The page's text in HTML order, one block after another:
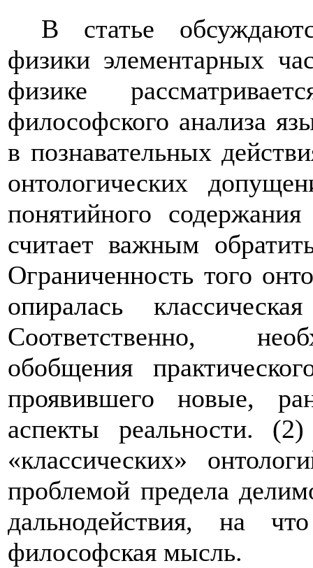
В статье
физики элементарных
физике
философского анализа
в познавательных
онтологических
понятийного
считает важным
Ограниченность того
опиралась
Соответственно,
обобщения
проявившего новые,
аспекты реальности. (2)
«классических»
проблемой предела
дальнодействия, на
философская мысль.